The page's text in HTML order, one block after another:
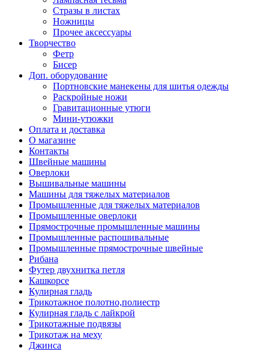
Стразы в листах
Ножницы
Прочее аксессуары
Творчество
Фетр
Бисер
Доп. оборудование
Портновские манекены для шитья одежды
Раскройные ножи
Гравитационные утюги
Мини-утюжки
Оплата и доставка
О магазине
Контакты
Швейные машины
Оверлоки
Вышивальные машины
Машины для тяжелых материалов
Промышленные для тяжелых материалов
Промышленные оверлоки
Прямострочные промышленные машины
Промышленные распошивальные
Промышленные прямострочные швейные
Рибана
Футер двухнитка петля
Кашкорсе
Кулирная гладь
Трикотажное полотно,полиестр
Кулирная гладь с лайкрой
Трикотажные подвязы
Трикотаж на меху
Джинса